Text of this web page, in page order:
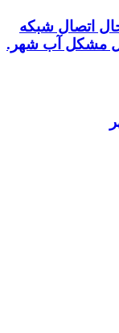
اتصال شبکه
مشکل آب شهر.